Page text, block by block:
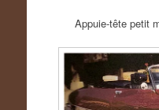
Appuie-tête petit